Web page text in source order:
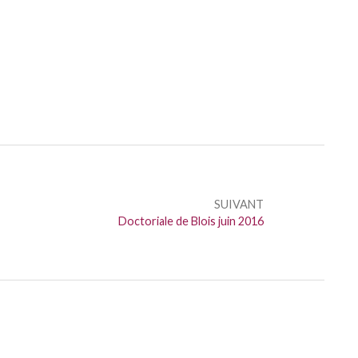
SUIVANT
Suivant :
Doctoriale de Blois juin 2016